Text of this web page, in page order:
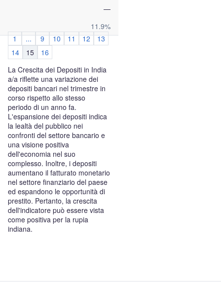
—
11.9%
1
... 9 10 11 12
13
14
15
16
La Crescita dei Depositi in India
a/a riflette una variazione dei
depositi bancari nel trimestre in
corso rispetto allo stesso
periodo di un anno fa.
L'espansione dei depositi indica
la lealtà del pubblico nei
confronti del settore bancario e
una visione positiva
dell'economia nel suo
complesso. Inoltre, i depositi
aumentano il fatturato monetario
nel settore finanziario del paese
ed espandono le opportunità di
prestito. Pertanto, la crescita
dell'indicatore può essere vista
come positiva per la rupia
indiana.